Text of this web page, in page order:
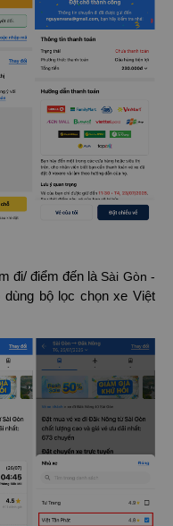
đi/ điểm đến là Sài Gòn -
dùng bộ lọc chọn xe Việt